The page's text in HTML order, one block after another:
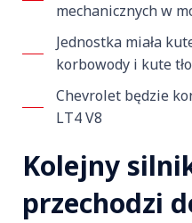
mechanicznych w
Jednostka miała
korbowody i kute
Chevrolet będzie
LT4 V8
Kolejny
przechodzi